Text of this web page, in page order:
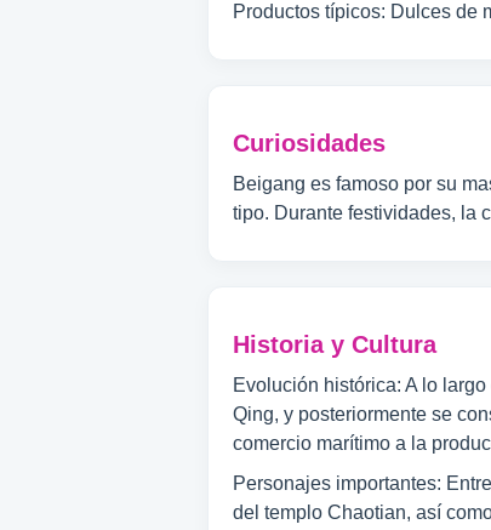
Productos típicos: Dulces de
Curiosidades
Beigang es famoso por su
tipo. Durante festividades, la
Historia y Cultura
Evolución histórica: A lo
Qing, y posteriormente se
comercio marítimo a la
Personajes importantes:
del templo Chaotian, así